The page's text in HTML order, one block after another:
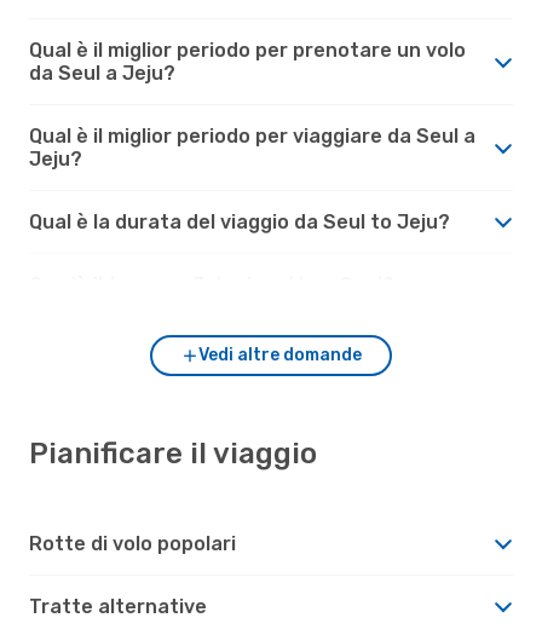
Qual è il miglior periodo per prenotare un volo
da Seul a Jeju?
Qual è il miglior periodo per viaggiare da Seul a
Jeju?
Qual è la durata del viaggio da Seul to Jeju?
Vedi altre domande
Pianificare il viaggio
Rotte di volo popolari
Tratte alternative